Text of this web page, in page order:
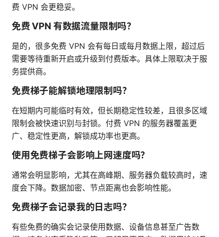
费 VPN 会更稳妥。
免费 VPN 有数据流量限制吗？
是的，很多免费 VPN 会有每日或每月数据上限，超过后
需要等待重新开启或升级到付费版本。具体上限取决于服
务提供商。
免费梯子能解锁地理限制吗？
在短期内可能临时有效，但长期稳定性较差，且很多区域
限制会被快速识别与封锁。付费 VPN 的服务器覆盖更
广、稳定性更高，解锁成功率也更高。
使用免费梯子会影响上网速度吗？
通常会明显影响，尤其在高峰期、服务器负载较高时，速
度会下降。数据加密、节点距离也会影响性能。
免费梯子会记录我的日志吗？
有些免费的确实会记录使用数据、设备信息甚至广告数